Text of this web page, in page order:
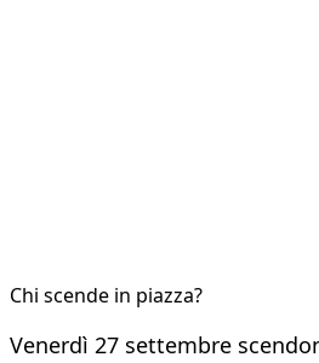
Chi scende in piazza?
Venerdì 27 settembre